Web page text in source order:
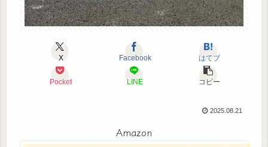
X Facebook はてブ
Pocket LINE コピー
2025.08.21
Amazon